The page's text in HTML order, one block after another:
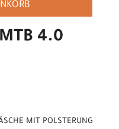
4.0
MIT POLSTERUNG